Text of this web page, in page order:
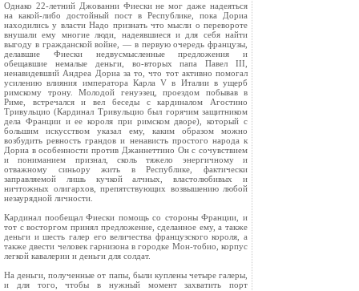
Однако 22‑летний Джованни Фиески не мог даже надеяться
на какой‑либо достойный пост в Республике, пока Дориа
находились у власти Надо признать что мысли о перевороте
внушали ему многие люди, надеявшиеся и для себя найти
выгоду в гражданской войне, — в первую очередь французы,
делавшие Фиески недвусмысленные предложения и
обещавшие немалые деньги, во‑вторых папа Павел III,
ненавидевший Андреа Дориа за то, что тот активно помогал
усилению влияния императора Карла V в Италии в ущерб
римскому трону. Молодой генуэзец, проездом побывав в
Риме, встречался и вел беседы с кардиналом Агостино
Тривульцио (Кардинал Тривульцио был горячим защитником
дела Франции и ее короля при римском дворе), который с
большим искусством указал ему, каким образом можно
возбудить ревность грандов и ненависть простого народа к
Дориа в особенности против Джаннеттино Он с сочувствием
и пониманием признал, сколь тяжело энергичному и
отважному синьору жить в Республике, фактически
заправляемой лишь кучкой алчных, властолюбивых и
ничтожных олигархов, препятствующих возвышению любой
незаурядной личности.
Кардинал пообещал Фиески помощь со стороны Франции, и
тот с восторгом принял предложение, сделанное ему, а также
деньги и шесть галер его величества французского короля, а
также двести человек гарнизона в городке Мон‑тобио, корпус
легкой кавалерии и деньги для солдат.
На деньги, полученные от папы, были куплены четыре галеры,
и для того, чтобы в нужный момент захватить порт